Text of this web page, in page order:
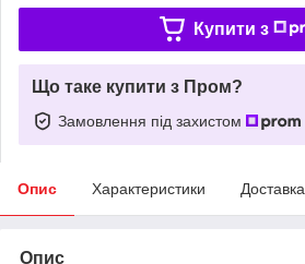
Купити з
Що таке купити з Пром?
Замовлення під захистом
Опис Характеристики Доставка
Опис